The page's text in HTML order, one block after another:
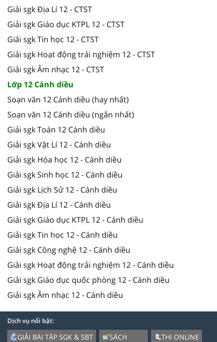
Giải sgk Địa Lí 12 - CTST
Giải sgk Giáo dục KTPL 12 - CTST
Giải sgk Tin học 12 - CTST
Giải sgk Hoạt động trải nghiệm 12 - CTST
Giải sgk Âm nhạc 12 - CTST
Lớp 12 Cánh diều
Soạn văn 12 Cánh diều (hay nhất)
Soạn văn 12 Cánh diều (ngắn nhất)
Giải sgk Toán 12 Cánh diều
Giải sgk Vật Lí 12 - Cánh diều
Giải sgk Hóa học 12 - Cánh diều
Giải sgk Sinh học 12 - Cánh diều
Giải sgk Lịch Sử 12 - Cánh diều
Giải sgk Địa Lí 12 - Cánh diều
Giải sgk Giáo dục KTPL 12 - Cánh diều
Giải sgk Tin học 12 - Cánh diều
Giải sgk Công nghệ 12 - Cánh diều
Giải sgk Hoạt động trải nghiệm 12 - Cánh diều
Giải sgk Giáo dục quốc phòng 12 - Cánh diều
Giải sgk Âm nhạc 12 - Cánh diều
Dịch vụ nổi bật:
GIẢI BÀI TẬP SGK & SBT
SÁCH
THI ONLINE